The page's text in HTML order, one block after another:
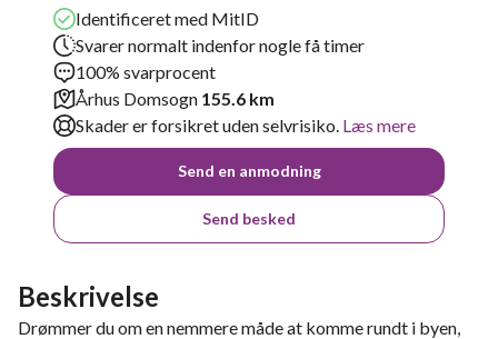
Identificeret med MitID
Svarer normalt indenfor nogle få timer
100% svarprocent
Århus Domsogn 155.6 km
Skader er forsikret uden selvrisiko. Læs mere
Send en anmodning
Send besked
Beskrivelse
Drømmer du om en nemmere måde at komme rundt i byen,